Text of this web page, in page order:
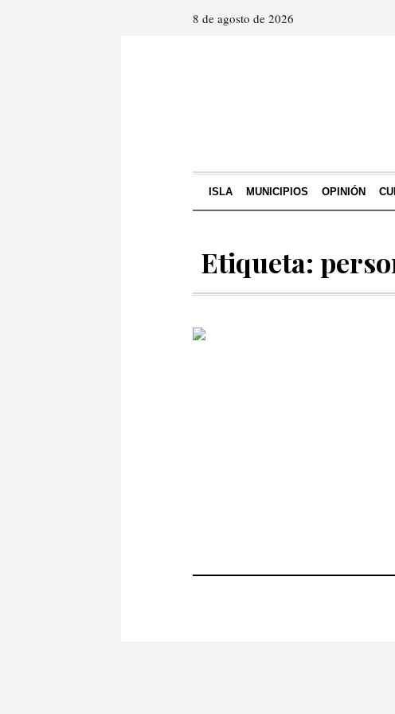
8 de agosto de 2026
ISLA MUNICIPIOS OPINIÓN
Etiqueta: